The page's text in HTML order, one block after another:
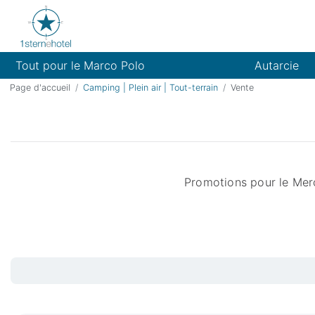
Tout pour le Marco Polo Autarcie
Page d'accueil Camping | Plein air | Tout-terrain Vente
Promotions pour le